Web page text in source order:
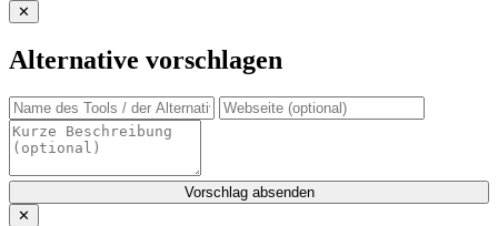
✕
Alternative vorschlagen
Vorschlag absenden
✕